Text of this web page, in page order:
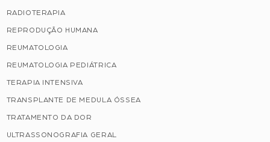
RADIOTERAPIA
REPRODUÇÃO HUMANA
REUMATOLOGIA
REUMATOLOGIA PEDIÁTRICA
TERAPIA INTENSIVA
TRANSPLANTE DE MEDULA ÓSSEA
TRATAMENTO DA DOR
ULTRASSONOGRAFIA GERAL